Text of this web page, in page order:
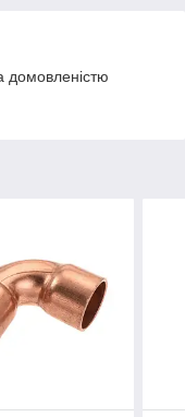
домовленістю